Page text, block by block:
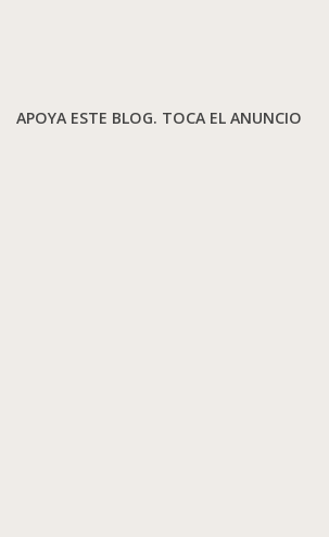
APOYA ESTE BLOG. TOCA EL ANUNCIO